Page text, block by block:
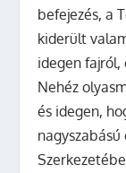
befejezés, a
kiderült
idegen fajról,
Nehéz
és idegen,